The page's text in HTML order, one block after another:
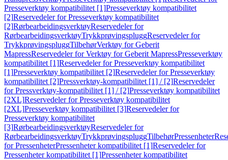
Presseverktøy kompatibilitet [1]Presseverktøy kompatibilitet
[2]Reservedeler for Presseverktøy kompatibilitet
[2]RørbearbeidingsverktøyReservedeler for
RørbearbeidingsverktøyTrykkprøvingspluggReservedeler for
TrykkprøvingspluggTilbehørVerktøy for Geberit
MapressReservedeler for Verktøy for Geberit MapressPresseverktøy
kompatibilitet [1]Reservedeler for Presseverktøy kompatibilitet
[1]Presseverktøy kompatibilitet [2]Reservedeler for Presseverktøy
kompatibilitet [2]Pressverktøy-kompatibilitet [1] / [2]Reservedeler
for Pressverktøy-kompatibilitet [1] / [2]Presseverktøy kompatibilitet
[2XL]Reservedeler for Presseverktøy kompatibilitet
[2XL]Presseverktøy kompatibilitet [3]Reservedeler for
Presseverktøy kompatibilitet
[3]RørbearbeidingsverktøyReservedeler for
RørbearbeidingsverktøyTrykkprøvingspluggTilbehørPressenheter
for PressenheterPressenheter kompatibilitet [1]Reservedeler for
Pressenheter kompatibilitet [1]Pressenheter kompatibilitet